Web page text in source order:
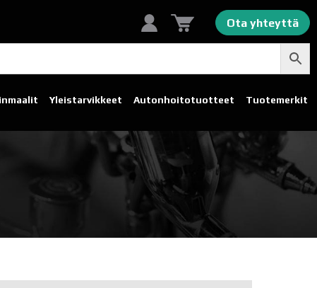
Ota yhteyttä
Yleistarvikkeet Autonhoito­tuotteet Tuotemerkit